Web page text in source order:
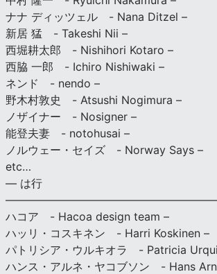
ナナ ディッツェル - Nana Ditzel –
新居 猛 - Takeshi Nii –
西堀耕太郎 - Nishihori Kotaro –
西脇 一郎 - Ichiro Nishiwaki –
ネンド - nendo –
野木村敦史 - Atsushi Nogimura –
ノザイナー - Nosigner –
能登夫妻 - notohusai –
ノルウェー・セイズ - Norway Says –
etc…
— は行
ハコア - Hacoa design team –
ハッリ・コスキネン - Harri Koskinen –
パトリシア・ウルキオラ - Patricia
ハンス・アルネ・ヤコブソン - Hans